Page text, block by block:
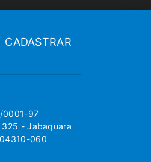
CADASTRAR
0001-97
325 - Jabaquara
04310-060